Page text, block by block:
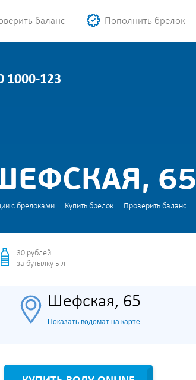
баланс Пополнить брелок
1000-123
65
с брелоками Купить брелок Проверить баланс
30 рублей
за бутылку 5 л
Шефская, 65
Показать водомат на карте